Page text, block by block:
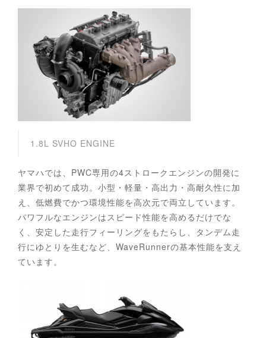
1.8L SVHO ENGINE
ヤマハでは、PWC専用の4ストロークエンジンの開発に
業界で初めて成功。小型・軽量・高出力・高耐久性に加
え、低燃費でかつ環境性能を高次元で両立しています。
パワフルなエンジンはスピード性能を高めるだけでな
く、安定した走行フィーリングをもたらし、タンデム走
行にゆとりを生むなど、WaveRunnerの基本性能を支え
ています。